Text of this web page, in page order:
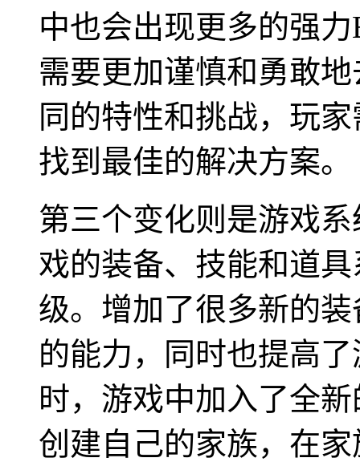
中也会出现更多的强
需要更加谨慎和勇敢
同的特性和挑战，玩
找到最佳的解决方案。
第三个变化则是游戏
戏的装备、技能和道
级。增加了很多新的
的能力，同时也提高
时，游戏中加入了全
创建自己的家族，在